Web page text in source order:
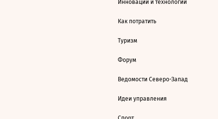
Инновации и технологии
Как потратить
Туризм
Форум
Ведомости Северо-Запад
Идеи управления